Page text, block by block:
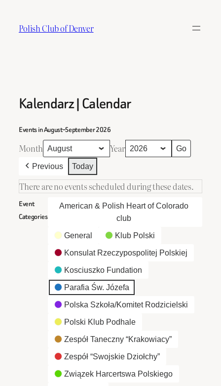
content
Polish Club of Denver
Kalendarz | Calendar
Events in August–September 2026
Month Year
Previous Today
There are no events scheduled during these dates.
Event
Categories
American & Polish Heart of Colorado
club
General Klub Polski
Konsulat Rzeczypospolitej Polskiej
Kosciuszko Fundation
Parafia Św. Józefa
Polska Szkoła/Komitet Rodzicielski
Polski Klub Podhale
Zespół Taneczny “Krakowiacy”
Zespół “Swojskie Dziołchy”
Związek Harcertswa Polskiego